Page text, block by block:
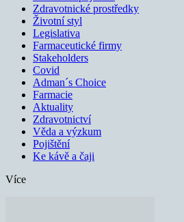
Zdravotnické prostředky
Životní styl
Legislativa
Farmaceutické firmy
Stakeholders
Covid
Adman´s Choice
Farmacie
Aktuality
Zdravotnictví
Věda a výzkum
Pojištění
Ke kávě a čaji
Více